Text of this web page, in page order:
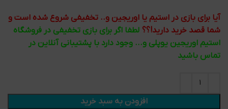
آیا برای بازی در استیم یا اوریجین و.. تخفیفی شروع شده است و
شما قصد خرید دارید!؟؟ لطفا اگر برای بازی تخفیفی در فروشگاه
استیم اوریجین یوپلی و... وجود دارد با پشتیبانی آنلاین در
تماس باشید
افزودن به سبد خرید